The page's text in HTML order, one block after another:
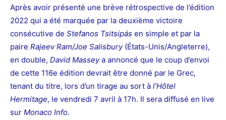
Après avoir présenté une brève rétrospective de l’édition
2022 qui a été marquée par la deuxième victoire
consécutive de Stefanos Tsitsipás en simple et par la
paire Rajeev Ram/Joe Salisbury(États-Unis/Angleterre),
en double, David Masseya annoncé que le coup d’envoi
de cette 116e édition devrait être donné par le Grec,
tenant du titre, lors d’un tirage au sort à l’Hôtel
Hermitage, le vendredi 7 avril à 17h. Il sera diffusé en live
sur Monaco Info.